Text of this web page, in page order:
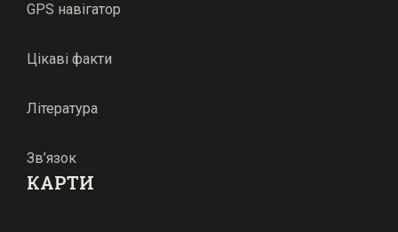
GPS навігатор
Цікаві факти
Література
Зв’язок
КАРТИ